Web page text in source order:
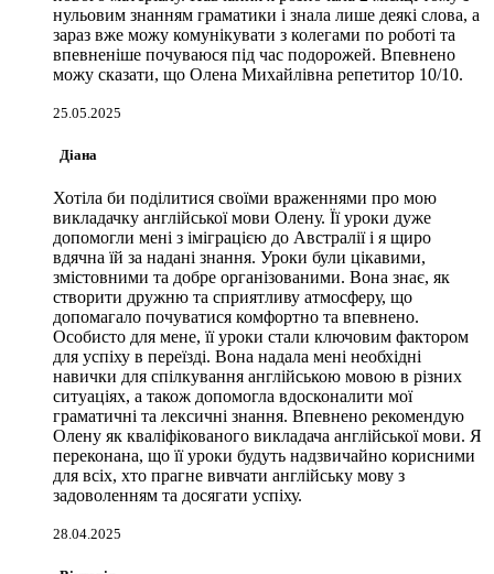
нульовим знанням граматики і знала лише деякі слова, а
зараз вже можу комунікувати з колегами по роботі та
впевненіше почуваюся під час подорожей. Впевнено
можу сказати, що Олена Михайлівна репетитор 10/10.
25.05.2025
Діана
Хотіла би поділитися своїми враженнями про мою
викладачку англійської мови Олену. Її уроки дуже
допомогли мені з іміграцією до Австралії і я щиро
вдячна їй за надані знання. Уроки були цікавими,
змістовними та добре організованими. Вона знає, як
створити дружню та сприятливу атмосферу, що
допомагало почуватися комфортно та впевнено.
Особисто для мене, її уроки стали ключовим фактором
для успіху в переїзді. Вона надала мені необхідні
навички для спілкування англійською мовою в різних
ситуаціях, а також допомогла вдосконалити мої
граматичні та лексичні знання. Впевнено рекомендую
Олену як кваліфікованого викладача англійської мови. Я
переконана, що її уроки будуть надзвичайно корисними
для всіх, хто прагне вивчати англійську мову з
задоволенням та досягати успіху.
28.04.2025